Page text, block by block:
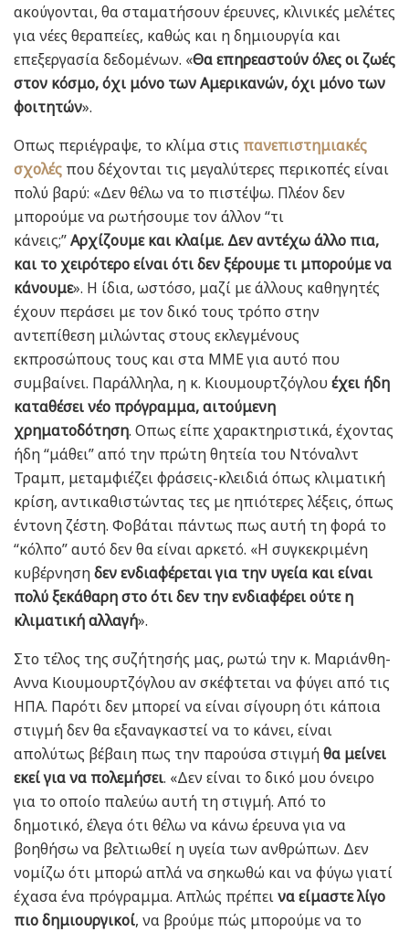
ακούγονται, θα σταματήσουν έρευνες, κλινικές μελέτες
για νέες θεραπείες, καθώς και η δημιουργία και
επεξεργασία δεδομένων. «Θα επηρεαστούν όλες οι ζωές
στον κόσμο, όχι μόνο των Αμερικανών, όχι μόνο των
φοιτητών».
Οπως περιέγραψε, το κλίμα στις πανεπιστημιακές
σχολές που δέχονται τις μεγαλύτερες περικοπές είναι
πολύ βαρύ: «Δεν θέλω να το πιστέψω. Πλέον δεν
μπορούμε να ρωτήσουμε τον άλλον “τι
κάνεις;”Αρχίζουμε και κλαίμε. Δεν αντέχω άλλο πια,
και το χειρότερο είναι ότι δεν ξέρουμε τι μπορούμε να
κάνουμε». Η ίδια, ωστόσο, μαζί με άλλους καθηγητές
έχουν περάσει με τον δικό τους τρόπο στην
αντεπίθεση μιλώντας στους εκλεγμένους
εκπροσώπους τους και στα ΜΜΕ για αυτό που
συμβαίνει. Παράλληλα, η κ. Κιουμουρτζόγλου έχει ήδη
καταθέσει νέο πρόγραμμα, αιτούμενη
χρηματοδότηση. Οπως είπε χαρακτηριστικά, έχοντας
ήδη “μάθει” από την πρώτη θητεία του Ντόναλντ
Τραμπ, μεταμφιέζει φράσεις-κλειδιά όπως κλιματική
κρίση, αντικαθιστώντας τες με ηπιότερες λέξεις, όπως
έντονη ζέστη. Φοβάται πάντως πως αυτή τη φορά το
“κόλπο” αυτό δεν θα είναι αρκετό. «Η συγκεκριμένη
κυβέρνησηδεν ενδιαφέρεται για την υγεία και είναι
πολύ ξεκάθαρη στο ότι δεν την ενδιαφέρει ούτε η
κλιματική αλλαγή».
Στο τέλος της συζήτησής μας, ρωτώ την κ. Μαριάνθη-
Αννα Κιουμουρτζόγλου αν σκέφτεται να φύγει από τις
ΗΠΑ. Παρότι δεν μπορεί να είναι σίγουρη ότι κάποια
στιγμή δεν θα εξαναγκαστεί να το κάνει, είναι
απολύτως βέβαιη πως την παρούσα στιγμήθα μείνει
εκεί για να πολεμήσει. «Δεν είναι το δικό μου όνειρο
για το οποίο παλεύω αυτή τη στιγμή. Από το
δημοτικό, έλεγα ότι θέλω να κάνω έρευνα για να
βοηθήσω να βελτιωθεί η υγεία των ανθρώπων. Δεν
νομίζω ότι μπορώ απλά να σηκωθώ και να φύγω γιατί
έχασα ένα πρόγραμμα. Απλώς πρέπεινα είμαστε λίγο
πιο δημιουργικοί, να βρούμε πώς μπορούμε να το